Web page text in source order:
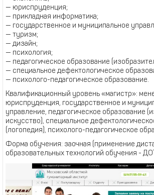
— юриспруденция;
— прикладная информатика;
— государственное и муниципальное
— туризм;
— дизайн;
— психология;
— педагогическое образование
— специальное дефектологическое
— психолого-педагогическое образование.
Квалификационный уровень «магистр»:
юриспруденция, государственное и
управление, педагогическое образование
искусство), специальное
(логопедия), психолого-педагогическое
Форма обучения: заочная (применение
образовательных технологий обучения -